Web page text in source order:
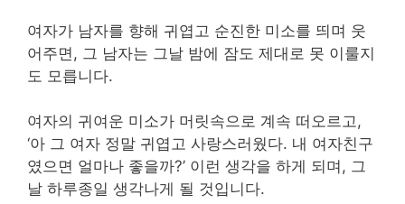
여자가 남자를 향해 귀엽고 순진한 미소를 띄며 웃
어주면, 그 남자는 그날 밤에 잠도 제대로 못 이룰지
도 모릅니다.
여자의 귀여운 미소가 머릿속으로 계속 떠오르고,
‘아 그 여자 정말 귀엽고 사랑스러웠다. 내 여자친구
였으면 얼마나 좋을까?’ 이런 생각을 하게 되며, 그
날 하루종일 생각나게 될 것입니다.